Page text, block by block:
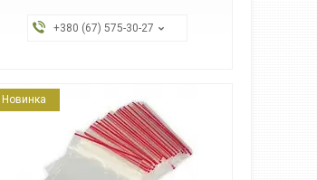
+380 (67) 575-30-27
Новинка